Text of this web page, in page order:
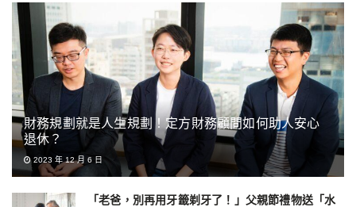
財務規劃就是人生規劃！定方財務顧問如何助人安心
退休？
2023 年 12 月 6 日
「老爸，別再用牙籤剃牙了！」父親節禮物送「水